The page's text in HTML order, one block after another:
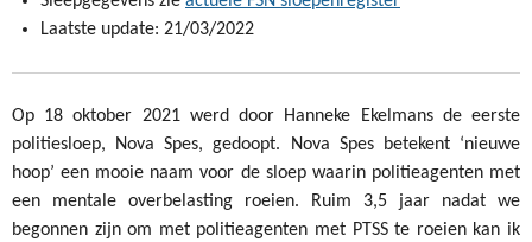
Laatste update: 21/03/2022
Op 18 oktober 2021 werd door Hanneke Ekelmans de eerste
politiesloep, Nova Spes, gedoopt. Nova Spes betekent ‘nieuwe
hoop’ een mooie naam voor de sloep waarin politieagenten met
een mentale overbelasting roeien. Ruim 3,5 jaar nadat we
begonnen zijn om met politieagenten met PTSS te roeien kan ik